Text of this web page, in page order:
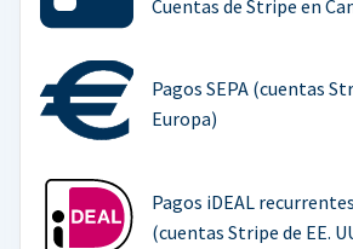
Cuentas de Stripe en
Pagos SEPA (cuentas
Europa)
Pagos iDEAL
(cuentas Stripe de EE.